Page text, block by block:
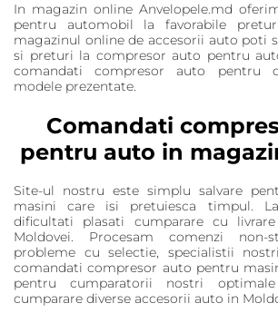
In magazin online Anvelopele.md
pentru automobil la favorabile
magazinul online de accesorii auto poti
si preturi la compresor auto pentru
comandati compresor auto pentru
modele prezentate.
Comandati
pentru auto in
Site-ul nostru este simplu salvare
masini care isi pretuiesca timpul.
dificultati plasati cumparare cu
Moldovei. Procesam comenzi non-
probleme cu selectie, specialistii
comandati compresor auto pentru
pentru cumparatorii nostri
cumparare diverse accesorii auto in